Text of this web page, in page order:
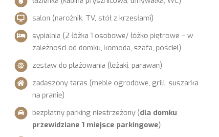
salon (narożnik, TV, stół z krzesłami)
sypialnia (2 łóżka 1 osobowe/ łóżko piętrowe – w
zależności od domku, komoda, szafa, pościel)
zestaw do plażowania (leżaki, parawan)
zadaszony taras (meble ogrodowe, grill, suszarka
na pranie)
bezpłatny parking niestrzeżony (dla domku
przewidziane 1 miejsce parkingowe)